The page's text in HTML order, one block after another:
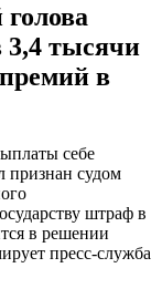
3,4 тысячи
в
себе
признан судом
штраф в
в решении
пресс-служба